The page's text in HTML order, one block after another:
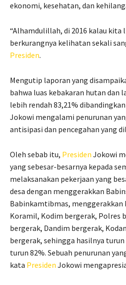
ekonomi, kesehatan, dan
“Alhamdulillah, di 2016 kalau
berkurangnya kelihatan sekali
Presiden.
Mengutip laporan yang
bahwa luas kebakaran hutan dan
lebih rendah 83,21%
Jokowi mengalami penurunan
antisipasi dan pencegahan yang
Oleh sebab itu, Presiden Jokowi
yang sebesar-besarnya kepada
melaksanakan pekerjaan yang
desa dengan menggerakkan
Babinkamtibmas, menggerakkan
Koramil, Kodim bergerak, Polres
bergerak, Dandim bergerak,
bergerak, sehingga hasilnya turun
turun 82%. Sebuah penurunan
kata Presiden Jokowi